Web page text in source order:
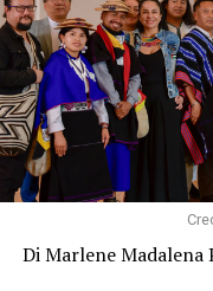
Di Marlene Madalena